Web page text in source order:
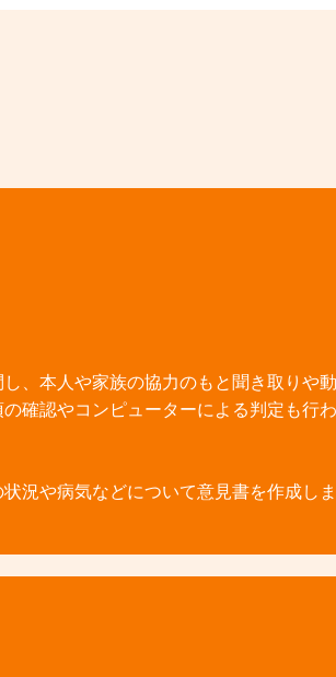
、本人や家族の協力のもと聞き取りや動
確認やコンピューターによる判定も行わ
況や病気などについて意見書を作成しま